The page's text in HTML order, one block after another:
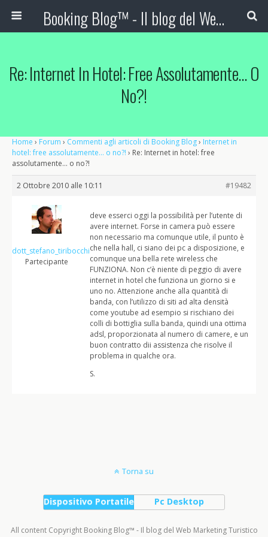
Booking Blog™ - Il blog del Web Marketing Turistico
Re: Internet In Hotel: Free Assolutamente… O
No?!
Home › Forum › Commenti agli articoli di Booking Blog› Internet in
hotel: free assolutamente… o no?! › Re: Internet in hotel: free
assolutamente… o no?!
2 Ottobre 2010 alle 10:11 #19482
dott_stefano_tiribocchi
Partecipante
deve esserci oggi la possibilità per l’utente di
avere internet. Forse in camera può essere
non necessario ma comunque utile, il punto è
che nella hall, ci siano dei pc a disposizione, e
comunque una bella rete wireless che
FUNZIONA. Non c’è niente di peggio di avere
internet in hotel che funziona un giorno si e
uno no. Attenzione anche alla quantità di
banda, con l’utilizzo di siti ad alta densità
come youtube ad esempio si rischiano dei
colli di bottiglia sulla banda, quindi una ottima
adsl, proporzionata al numero di camere, e un
buon contratto dii assistenza che risolve il
problema in qualche ora.
S.
Torna su
Dispositivo Portatile Pc Desktop
All content Copyright Booking Blog™ - Il blog del Web Marketing Turistico